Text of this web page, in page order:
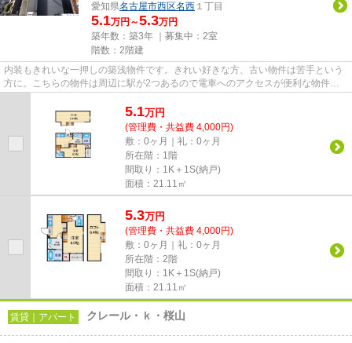
愛知県名古屋市西区名西 １丁目
5.1万円～5.3万円
築年数：築3年 ｜募集中： 2室
階数：2階建
内装もきれいな一押しの築浅物件です。きれい好きな方、古い物件は苦手という
方に。こちらの物件は周辺に駅が2つあるので電車へのアクセスが便利な物件で
5.1万円
(管理費・共益費 4,000円)
敷：0ヶ月｜礼：0ヶ月
所在階：1階
間取り：1K＋1S(納戸)
面積：21.11㎡
5.3万円
(管理費・共益費 4,000円)
敷：0ヶ月｜礼：0ヶ月
所在階：2階
間取り：1K＋1S(納戸)
面積：21.11㎡
賃貸｜アパート クレール・ｋ・桜山